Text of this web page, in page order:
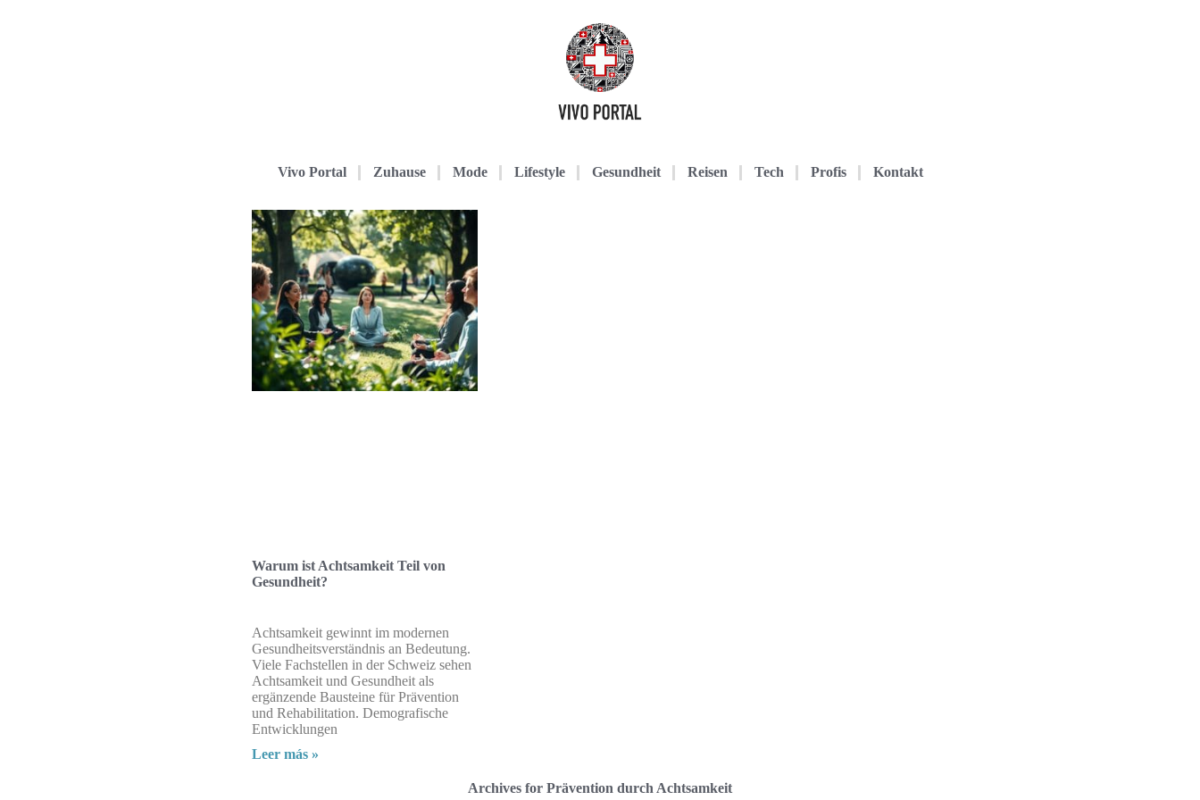
Vivo Portal Zuhause Mode Lifestyle Gesundheit Reisen Tech Profis Kontakt
Warum ist Achtsamkeit Teil von
Gesundheit?
Achtsamkeit gewinnt im modernen
Gesundheitsverständnis an Bedeutung.
Viele Fachstellen in der Schweiz sehen
Achtsamkeit und Gesundheit als
ergänzende Bausteine für Prävention
und Rehabilitation. Demografische
Entwicklungen
Leer más »
Archives for Prävention durch Achtsamkeit